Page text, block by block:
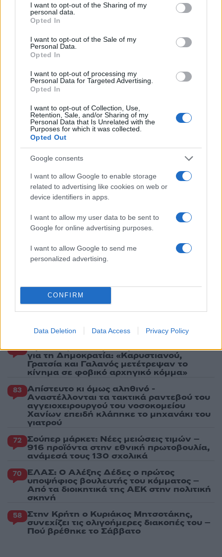
not limited to your visit or usage behaviour. You may click to
grant or deny consent to Google and its third-party tags to
use your data for below specified purposes in below Google
consent section.
I want to opt-out of the Sharing of my
personal data.
Opted In
I want to opt-out of the Sale of my
Personal Data.
Opted In
I want to opt-out of processing my
Personal Data for Targeted Advertising.
Opted In
I want to opt-out of Collection, Use,
Retention, Sale, and/or Sharing of my
Personal Data that Is Unrelated with the
Purposes for which it was collected.
Opted Out
Google consents
I want to allow Google to enable storage
related to advertising like cookies on web or
device identifiers in apps.
I want to allow my user data to be sent to
Google for online advertising purposes.
I want to allow Google to send me
personalized advertising.
CONFIRM
Data Deletion Data Access Privacy Policy
ΓΥΡΙΣΜΑΤΑ
ΘΕΣΣΑΛΟΝΙΚΗ ΤΑΙΝΙΑ
Ακολουθήστε το Νewsit.gr στο
τελευταία νέατης ημέρας
Πιο δημοφιλή
Κωνσταντίνος Αργυρός και Αλεξάνδρα
με τα δύο παιδιά τους
Η Άννα Βίσση ξετρελάθηκε με μπάντα που
έπαιζε Τσιτσάνη στο Φισκάρδο και τους
Θρήνος για τον Λιονέλ Μέσι – Πέθανε ο
πατέρας του, Χόρχε
Ελίζαμπεθ Ελέτσι και Νεκτάριος Λεμονίδης
πήγαν στον Άγιο Νεκτάριο Βούλας για να
πάρουν την ευχή για τον γιο τους
είναι πολύ επώδυνο», λέει ο γιος του
Πιο σχολιασμένα
96 Βγήκαν ξανά τα μαχαίρια στην Ελπίδα
για τη Δημοκρατία: «Καρυστιανού,
Γρατσία και Γαλανός μετέτρεψαν το
κίνημα σε φοβικό αρχηγικό κόμμα»
83 Απίστευτο κι όμως αληθινό -
Aναστέλλονται τα τακτικά ραντεβού του
αγγειοχειρουργού του νοσοκομείου
Χανίων επειδή κλάπηκε το μηχανάκι του
γιατρού
72 Σούπερ μάρκετ: Νέες μειώσεις τιμών –
916 προϊόντα στην εθνική πρωτοβουλία,
ανάμεσά τους 130 σχολικά
70 ΕΛΑΣ: Ο Αλέξης Δέδες ο πρώτος
υποψήφιος βουλευτής του κόμματος –
Από τα διοικητικά της ΑΕΚ στην πολιτική
σκηνή
58 Στην Κρήτη ο Κυριάκος Μητσοτάκης,
συνεχίζει τις ολιγοήμερες διακοπές του –
Πού βρέθηκε το Σάββατο